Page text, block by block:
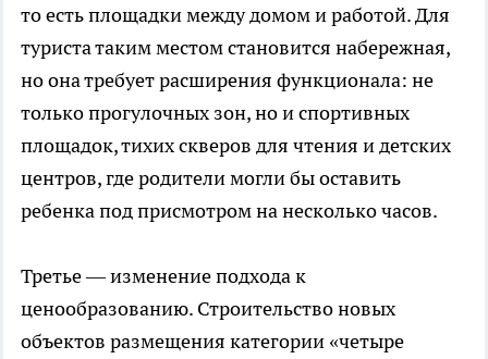
то есть площадки между домом и работой. Для
туриста таким местом становится набережная,
но она требует расширения функционала: не
только прогулочных зон, но и спортивных
площадок, тихих скверов для чтения и детских
центров, где родители могли бы оставить
ребенка под присмотром на несколько часов.
Третье — изменение подхода к
ценообразованию. Строительство новых
объектов размещения категории «четыре